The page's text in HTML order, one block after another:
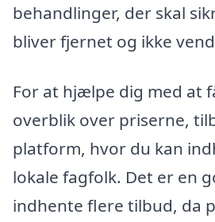
behandlinger, der skal
bliver fjernet og ikke
For at hjælpe dig med at
overblik over priserne,
platform, hvor du kan
lokale fagfolk. Det er en
indhente flere tilbud, da